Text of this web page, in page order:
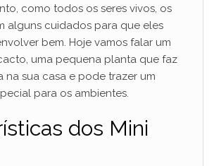
como todos os seres vivos, os
alguns cuidados para que eles
bem. Hoje vamos falar um
uma pequena planta que faz
na sua casa e pode trazer um
para os ambientes.
dos Mini